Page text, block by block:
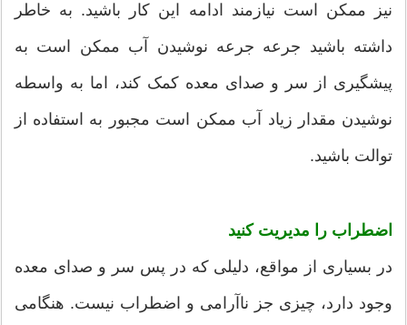
نیز ممکن است نیازمند ادامه این کار باشید. به خاطر
داشته باشید جرعه جرعه نوشیدن آب ممکن است به
پیشگیری از سر و صدای معده کمک کند، اما به واسطه
نوشیدن مقدار زیاد آب ممکن است مجبور به استفاده از
توالت باشید.
اضطراب را مدیریت کنید
در بسیاری از مواقع، دلیلی که در پس سر و صدای معده
وجود دارد، چیزی جز ناآرامی و اضطراب نیست. هنگامی